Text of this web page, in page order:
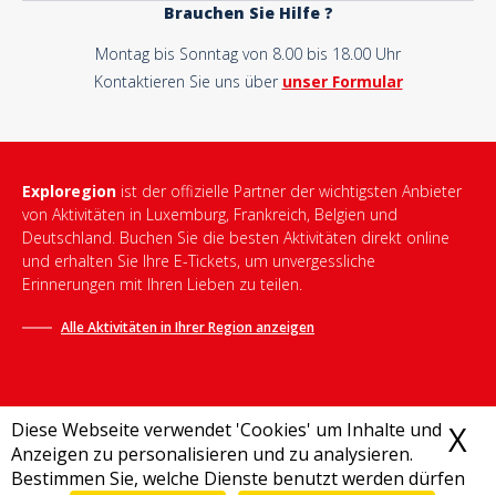
Diese Webseite verwendet 'Cookies' um Inhalte und
Anzeigen zu personalisieren und zu analysieren.
Bestimmen Sie, welche Dienste benutzt werden dürfen
X
Brauchen Sie Hilfe ?
Montag bis Sonntag von 8.00 bis 18.00 Uhr
Kontaktieren Sie uns über unser Formular
Exploregion ist der offizielle Partner der wichtigsten Anbieter
von Aktivitäten in Luxemburg, Frankreich, Belgien und
Deutschland. Buchen Sie die besten Aktivitäten direkt online
und erhalten Sie Ihre E-Tickets, um unvergessliche
Erinnerungen mit Ihren Lieben zu teilen.
Alle Aktivitäten in Ihrer Region anzeigen
Allgemeine Geschäftsbedingungen-Datenschutzrichtlinie-